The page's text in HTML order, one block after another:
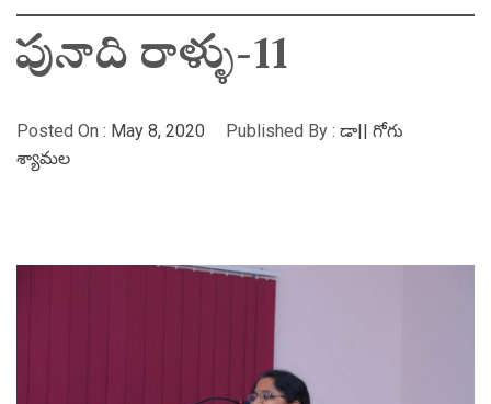
పునాది రాళ్ళు-11
Posted On : May 8, 2020 Published By : డా|| గోగు
శ్యామల